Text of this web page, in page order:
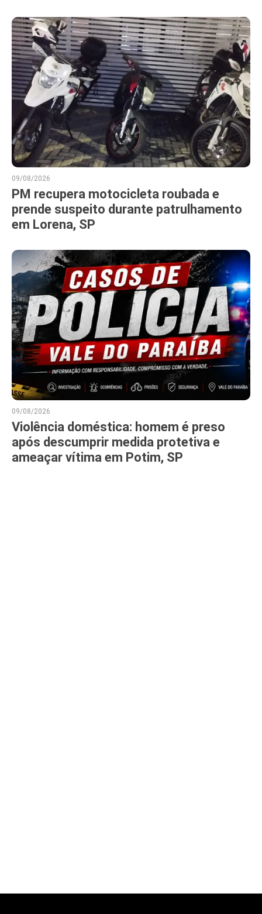
09/08/2026
PM recupera motocicleta roubada e
prende suspeito durante patrulhamento
em Lorena, SP
09/08/2026
Violência doméstica: homem é preso
após descumprir medida protetiva e
ameaçar vítima em Potim, SP